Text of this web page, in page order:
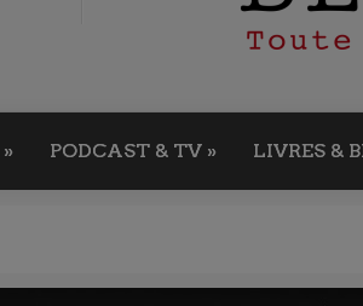
» PODCAST & TV » LIVRES &